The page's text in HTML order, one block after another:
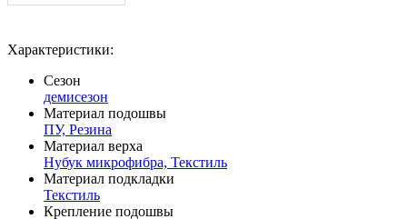
Характеристики:
Сезон
демисезон
Материал подошвы
ПУ, Резина
Материал верха
Нубук микрофибра, Текстиль
Материал подкладки
Текстиль
Крепление подошвы